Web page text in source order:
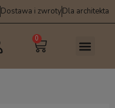
Dostawa i zwrotyDla architekta
0